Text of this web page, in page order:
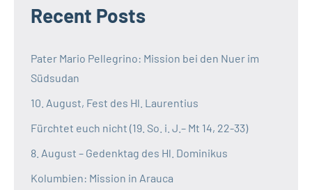
Recent Posts
Pater Mario Pellegrino: Mission bei den Nuer im
Südsudan
10. August, Fest des Hl. Laurentius
Fürchtet euch nicht (19. So. i. J.– Mt 14, 22-33)
8. August – Gedenktag des Hl. Dominikus
Kolumbien: Mission in Arauca